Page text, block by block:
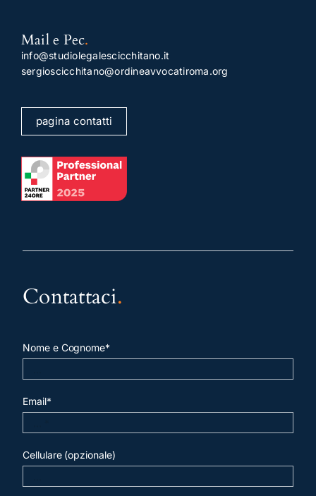
Mail e Pec.
info@studiolegalescicchitano.it
sergioscicchitano@ordineavvocatiroma.org
pagina contatti
Contattaci.
Nome e Cognome*
Email*
Cellulare (opzionale)